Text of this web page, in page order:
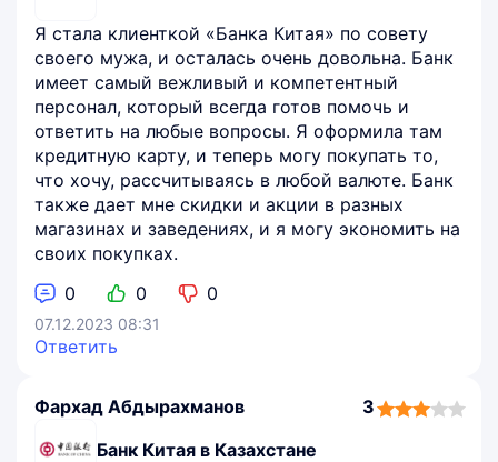
Я стала клиенткой «Банка Китая» по совету
своего мужа, и осталась очень довольна. Банк
имеет самый вежливый и компетентный
персонал, который всегда готов помочь и
ответить на любые вопросы. Я оформила там
кредитную карту, и теперь могу покупать то,
что хочу, рассчитываясь в любой валюте. Банк
также дает мне скидки и акции в разных
магазинах и заведениях, и я могу экономить на
своих покупках.
0
0 0
07.12.2023 08:31
Ответить
Фархад Абдырахманов
Банк Китая в Казахстане
3
3,0